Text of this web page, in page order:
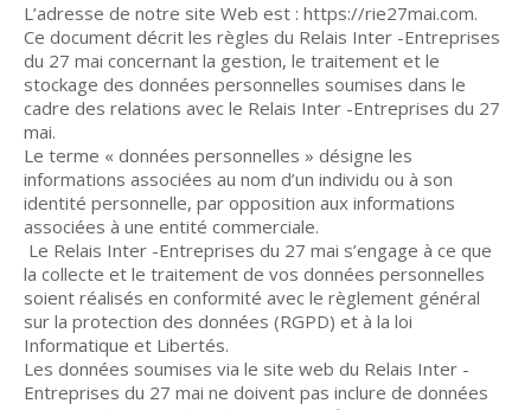
L’adresse de notre site Web est : https://rie27mai.com.
Ce document décrit les règles du Relais Inter -Entreprises
du 27 mai concernant la gestion, le traitement et le
stockage des données personnelles soumises dans le
cadre des relations avec le Relais Inter -Entreprises du 27
mai.
Le terme « données personnelles » désigne les
informations associées au nom d’un individu ou à son
identité personnelle, par opposition aux informations
associées à une entité commerciale.
Le Relais Inter -Entreprises du 27 mai s’engage à ce que
la collecte et le traitement de vos données personnelles
soient réalisés en conformité avec le règlement général
sur la protection des données (RGPD) et à la loi
Informatique et Libertés.
Les données soumises via le site web du Relais Inter -
Entreprises du 27 mai ne doivent pas inclure de données